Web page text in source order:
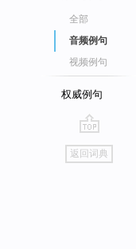
全部
音频例句
视频例句
权威例句
go
top
返回词典